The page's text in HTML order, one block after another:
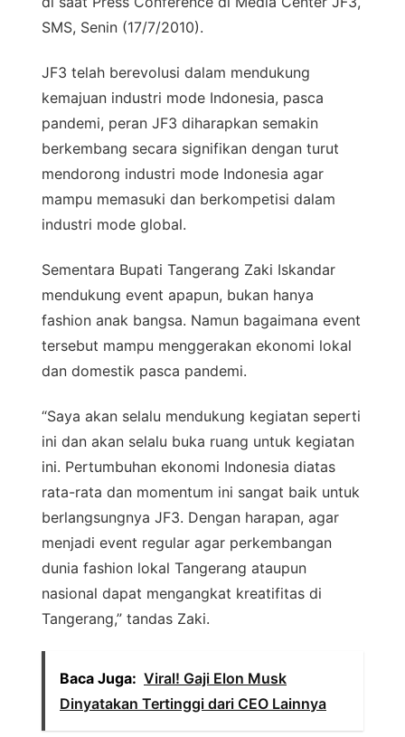
SMS, Senin (17/7/2010).
JF3 telah berevolusi dalam mendukung
kemajuan industri mode Indonesia, pasca
pandemi, peran JF3 diharapkan semakin
berkembang secara signifikan dengan turut
mendorong industri mode Indonesia agar
mampu memasuki dan berkompetisi dalam
industri mode global.
Sementara Bupati Tangerang Zaki Iskandar
mendukung event apapun, bukan hanya
fashion anak bangsa. Namun bagaimana event
tersebut mampu menggerakan ekonomi lokal
dan domestik pasca pandemi.
“Saya akan selalu mendukung kegiatan seperti
ini dan akan selalu buka ruang untuk kegiatan
ini. Pertumbuhan ekonomi Indonesia diatas
rata-rata dan momentum ini sangat baik untuk
berlangsungnya JF3. Dengan harapan, agar
menjadi event regular agar perkembangan
dunia fashion lokal Tangerang ataupun
nasional dapat mengangkat kreatifitas di
Tangerang,” tandas Zaki.
Baca Juga: Viral! Gaji Elon Musk
Dinyatakan Tertinggi dari CEO Lainnya